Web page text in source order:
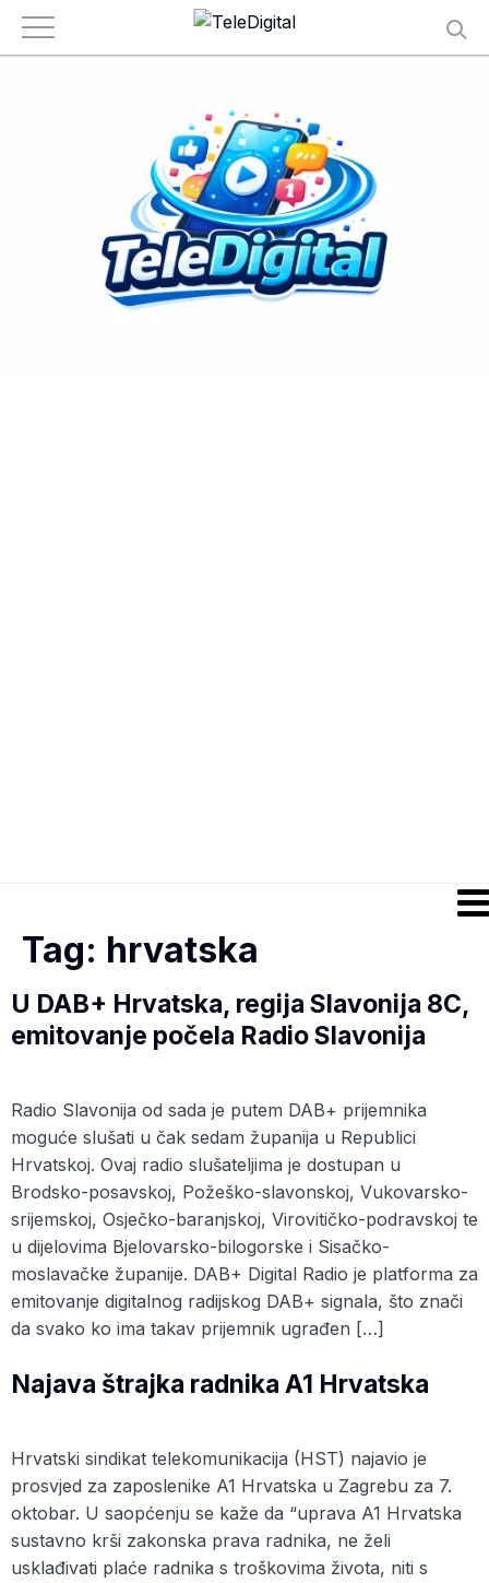
Tag: hrvatska
U DAB+ Hrvatska, regija Slavonija 8C,
emitovanje počela Radio Slavonija
Radio Slavonija od sada je putem DAB+ prijemnika
moguće slušati u čak sedam županija u Republici
Hrvatskoj. Ovaj radio slušateljima je dostupan u
Brodsko-posavskoj, Požeško-slavonskoj, Vukovarsko-
srijemskoj, Osječko-baranjskoj, Virovitičko-podravskoj te
u dijelovima Bjelovarsko-bilogorske i Sisačko-
moslavačke županije. DAB+ Digital Radio je platforma za
emitovanje digitalnog radijskog DAB+ signala, što znači
da svako ko ima takav prijemnik ugrađen […]
Najava štrajka radnika A1 Hrvatska
Hrvatski sindikat telekomunikacija (HST) najavio je
prosvjed za zaposlenike A1 Hrvatska u Zagrebu za 7.
oktobar. U saopćenju se kaže da “uprava A1 Hrvatska
sustavno krši zakonska prava radnika, ne želi
usklađivati ​​plaće radnika s troškovima života, niti s